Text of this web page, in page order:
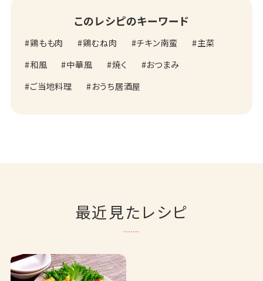
このレシピのキーワード
鶏もも肉 鶏むね肉 チキン南蛮
主菜
和風
中華風 焼く
おつまみ
ご当地料理
おうち居酒屋
最近見たレシピ